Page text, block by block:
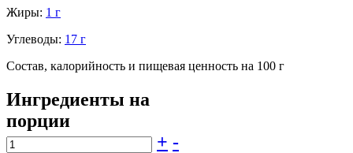
Жиры: 1 г
Углеводы: 17 г
Состав, калорийность и пищевая ценность на 100 г
Ингредиенты на
порции
+ -